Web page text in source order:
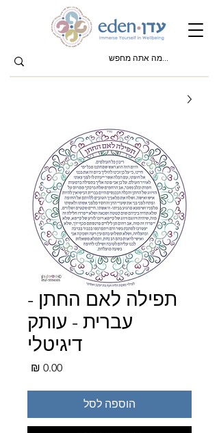
תפילה לאם החתן -
עברית - עותק
דיגיטלי
הוספה לסל